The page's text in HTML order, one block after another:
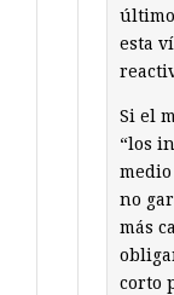
esta
Si el
“los
no
más
corto